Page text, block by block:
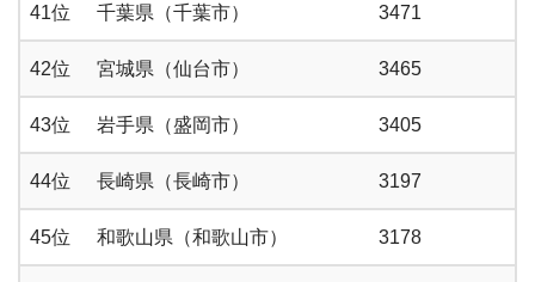
41位 千葉県（千葉市） 3471
42位 宮城県（仙台市） 3465
43位 岩手県（盛岡市） 3405
44位 長崎県（長崎市） 3197
45位 和歌山県（和歌山市） 3178